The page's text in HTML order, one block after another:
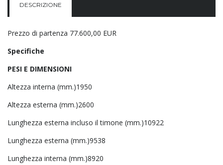
DESCRIZIONE
Prezzo di partenza 77.600,00 EUR
Specifiche
PESI E DIMENSIONI
Altezza interna (mm.)1950
Altezza esterna (mm.)2600
Lunghezza esterna incluso il timone (mm.)10922
Lunghezza esterna (mm.)9538
Lunghezza interna (mm.)8920